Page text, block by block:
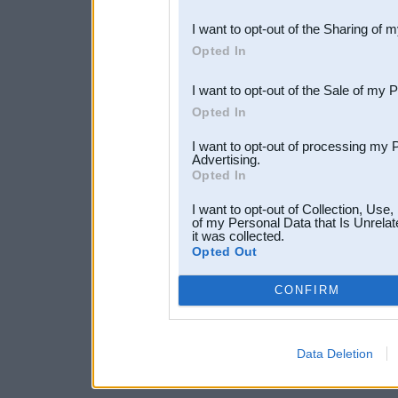
Downstream Participants
third parties.
I want to opt-out of the Sharing of
Opted In
I want to opt-out of the Sale of my
Opted In
I want to opt-out of processing my
Advertising.
Opted In
I want to opt-out of Collection,
of my Personal Data that Is
it was collected.
Opted Out
CONFIRM
Data Deletion